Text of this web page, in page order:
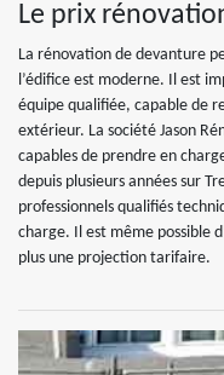
Le prix
La rénovation de devanture
l’édifice est moderne. Il est
équipe qualifiée, capable de
extérieur. La société Jason
capables de prendre en
depuis plusieurs années sur
professionnels qualifiés
charge. Il est même possible
plus une projection tarifaire.